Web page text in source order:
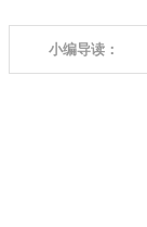
小编导读：